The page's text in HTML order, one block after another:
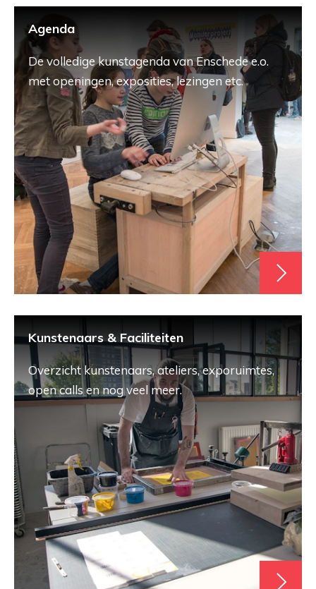
Agenda
De volledige kunstagenda van Enschede e.o.
met openingen, exposities, lezingen etc.
Kunstenaars & Faciliteiten
Overzicht kunstenaars, ateliers, exporuimtes,
open calls en nog veel meer.